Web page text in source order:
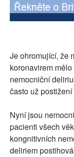
Je ohromující, že
koronavirem
nemocniční
často už
Nyní jsou
pacienti všech
kongnitivních
deliriem